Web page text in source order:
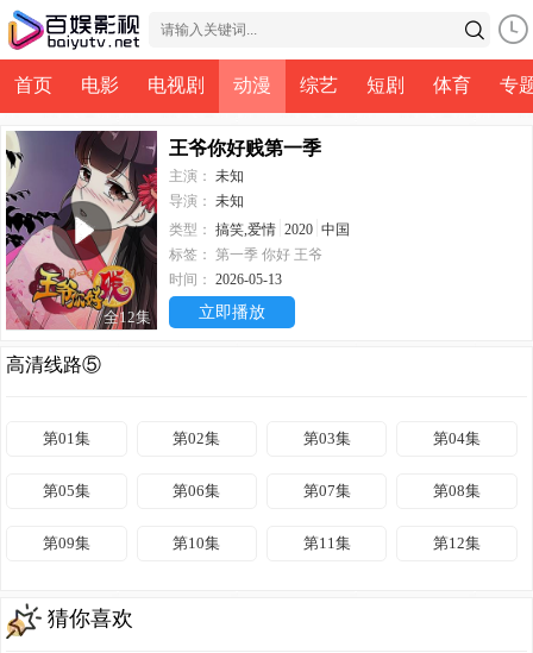
首页 电影 电视剧 动漫 综艺 短剧 体育 专
全12集
王爷你好贱第一季
主演： 未知
导演： 未知
类型： 搞笑,爱情 2020 中国
标签： 第一季 你好 王爷
时间： 2026-05-13
立即播放
高清线路⑤
第01集 第02集 第03集 第04集
第05集 第06集 第07集 第08集
第09集 第10集 第11集 第12集
猜你喜欢